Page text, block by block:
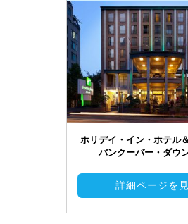
ホリデイ・イン・ホテル
バンクーバー・ダウ
詳細ページを